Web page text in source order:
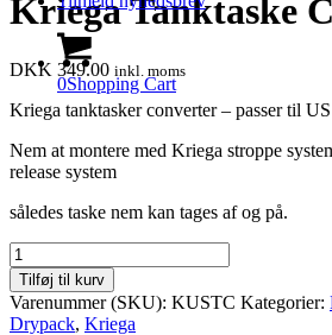
0Shopping Cart
Kriega Tanktaske
DKK 349.00 inkl. moms
Kriega tanktasker converter – passer til
Nem at montere med Kriega stroppe
release system
således taske nem kan tages af og på.
Kriega
Tanktaske
Converter
antal
Tilføj til kurv
Varenummer (SKU): KUSTC Kategorier:
Drypack, Kriega